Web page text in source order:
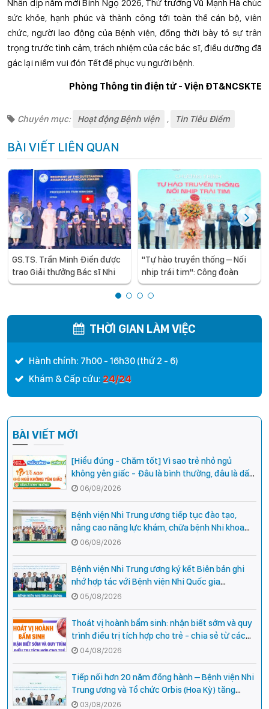
Nhân dịp năm mới Bính Ngọ 2026, Thứ trưởng Vũ Mạnh Hà chúc
sức khỏe, hạnh phúc và thành công tới toàn thể cán bộ, viên
chức, người lao động của Bệnh viện, đồng thời bày tỏ sự trân
trọng trước tình cảm, trách nhiệm của các bác sĩ, điều dưỡng đã
gác lại niềm vui đón Tết để phục vụ người bệnh.
Phòng Thông tin điện tử - Viện ĐT&NCSKTE
Chuyên mục: Hoạt động Bệnh viện , Tin Tiêu Điểm
BÀI VIẾT LIÊN QUAN
GS.TS. Trần Minh Điển được
trao Giải thưởng Bác sĩ Nhi
khoa Châu Á xuất sắc năm
"Tự hào truyền thống – Nối
nhịp trái tim": Công đoàn
Bệnh viện Nhi Trung ương kỷ
niệm 97 năm Ngày thành lập
THỜI GIAN LÀM VIỆC
Hành chính: 7h00 - 16h30 (thứ 2 - 6)
Khám & Cấp cứu: 24/24
BÀI VIẾT MỚI
[Hiểu đúng - Chăm tốt] Vì sao trẻ nhỏ ngủ
không yên giấc - Đâu là bình thường, đâu là dấu
hiệu cần đi khám ngay?
06/08/2026
Bệnh viện Nhi Trung ương tiếp tục đào tạo,
nâng cao năng lực khám, chữa bệnh Nhi khoa
cho cán bộ y tế tại các tỉnh miền núi phía Bắc
06/08/2026
Bệnh viện Nhi Trung ương ký kết Biên bản ghi
nhớ hợp tác với Bệnh viện Nhi Quốc gia
Campuchia
05/08/2026
Thoát vị hoành bẩm sinh: nhận biết sớm và quy
trình điều trị tích hợp cho trẻ - chia sẻ từ các
chuyên gia hàng đầu của Bệnh Viện Nhi Trung
ương
04/08/2026
Tiếp nối hơn 20 năm đồng hành – Bệnh viện Nhi
Trung ương và Tổ chức Orbis (Hoa Kỳ) tăng
cường hợp tác, mở rộng cơ hội bảo vệ thị lực
03/08/2026